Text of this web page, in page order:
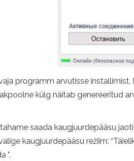
programm arvutisse
külg näitab genereeritud
saada kaugjuurdepääsu
kaugjuurdepääsu režiim:
".